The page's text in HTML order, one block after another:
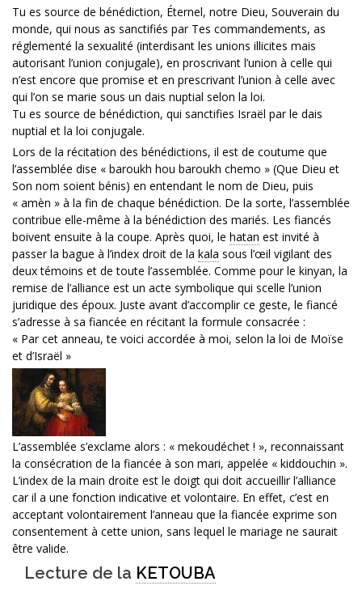
Tu es source de bénédiction, Éternel, notre Dieu, Souverain du
monde, qui nous as sanctifiés par Tes commandements, as
réglementé la sexualité (interdisant les unions illicites mais
autorisant l’union conjugale), en proscrivant l’union à celle qui
n’est encore que promise et en prescrivant l’union à celle avec
qui l’on se marie sous un dais nuptial selon la loi.
Tu es source de bénédiction, qui sanctifies Israël par le dais
nuptial et la loi conjugale.
Lors de la récitation des bénédictions, il est de coutume que
l’assemblée dise « baroukh hou baroukh chemo » (Que Dieu et
Son nom soient bénis) en entendant le nom de Dieu, puis
« amèn » à la fin de chaque bénédiction. De la sorte, l’assemblée
contribue elle-même à la bénédiction des mariés. Les fiancés
boivent ensuite à la coupe. Après quoi, le hatan est invité à
passer la bague à l’index droit de la kala sous l’œil vigilant des
deux témoins et de toute l’assemblée. Comme pour le kinyan, la
remise de l’alliance est un acte symbolique qui scelle l’union
juridique des époux. Juste avant d’accomplir ce geste, le fiancé
s’adresse à sa fiancée en récitant la formule consacrée :
« Par cet anneau, te voici accordée à moi, selon la loi de Moïse
et d’Israël »
L’assemblée s’exclame alors : « mekoudéchet ! », reconnaissant
la consécration de la fiancée à son mari, appelée « kiddouchin ».
L’index de la main droite est le doigt qui doit accueillir l’alliance
car il a une fonction indicative et volontaire. En effet, c’est en
acceptant volontairement l’anneau que la fiancée exprime son
consentement à cette union, sans lequel le mariage ne saurait
être valide.
Lecture de la KETOUBA